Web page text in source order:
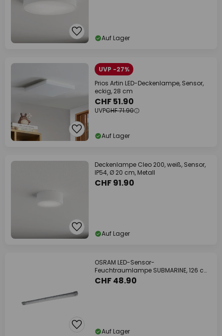
Auf Lager
UVP -27%
Prios Artin LED-Deckenlampe, Sensor,
eckig, 28 cm
CHF 51.90
UVPCHF 71.90
Auf Lager
Deckenlampe Cleo 200, weiß, Sensor,
IP54, Ø 20 cm, Metall
CHF 91.90
Auf Lager
OSRAM LED-Sensor-
Feuchtraumlampe SUBMARINE, 126 cm
grau IP65
CHF 48.90
Auf Lager